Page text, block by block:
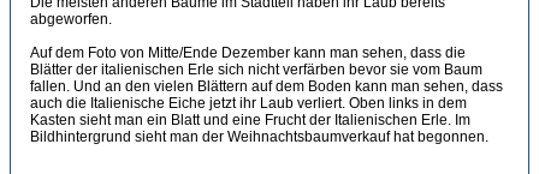
abgeworfen.
Auf dem Foto von Mitte/Ende Dezember kann man sehen, dass die
Blätter der italienischen Erle sich nicht verfärben bevor sie vom Baum
fallen. Und an den vielen Blättern auf dem Boden kann man sehen, dass
auch die Italienische Eiche jetzt ihr Laub verliert. Oben links in dem
Kasten sieht man ein Blatt und eine Frucht der Italienischen Erle. Im
Bildhintergrund sieht man der Weihnachtsbaumverkauf hat begonnen.